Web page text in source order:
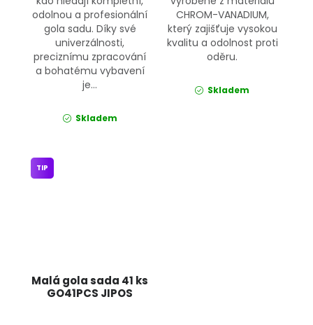
odolnou a profesionální
gola sadu. Díky své
univerzálnosti,
preciznímu zpracování
a bohatému vybavení
je...
Skladem
CHROM-VANADIUM,
který zajišťuje vysokou
kvalitu a odolnost proti
oděru.
Skladem
Malá gola sada 41 ks
GO41PCS JIPOS
TIP